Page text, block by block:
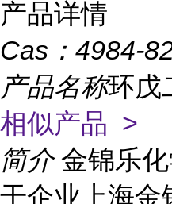
产品详情
Cas： 4984-
产品名称环戊
相似产品 >
简介 金锦乐
干企业上海金